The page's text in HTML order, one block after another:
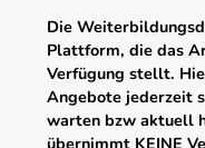
Die
Plattform, die das
Verfügung stellt.
Angebote jederzeit
warten bzw aktuell
übernimmt KEINE